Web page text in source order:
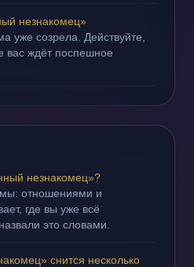
незнакомец»
уже созрела. Действуйте,
вас ждёт поспешное
незнакомец»?
отношениями и
где вы уже всё
это словами.
снится несколько